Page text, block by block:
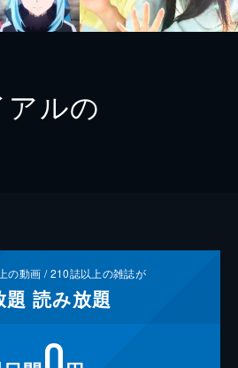
ルの
の動画 /210誌以上の雑誌が
題 読み放題